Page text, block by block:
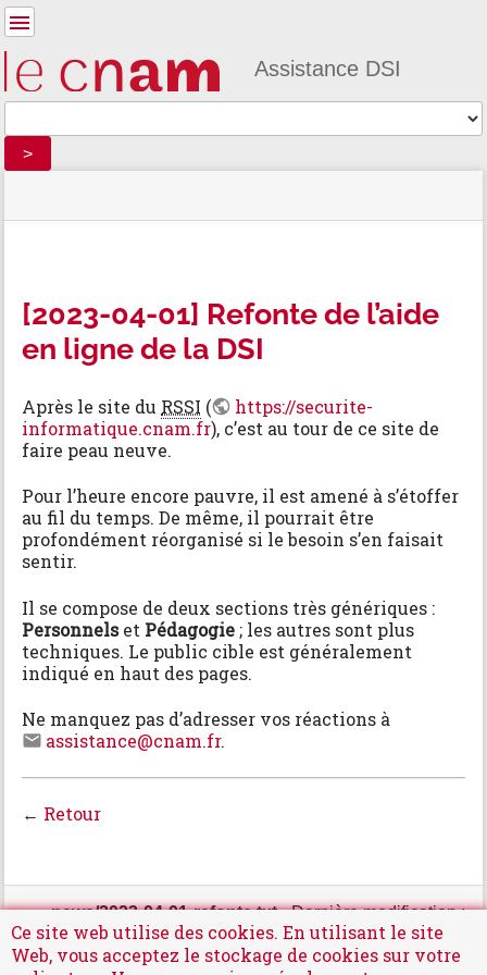
Assistance DSI
>
du
d'emplacement
êtes
»
04-
01]
Refonte
en
ligne
de
DSI
Outils
e
t
a
d
n
n
é
s
p
o
u
r
e
t
t
e
a
g
[2023-04-01] Refonte de l’aide
en ligne de la DSI
Après le site du RSSI (
https://securite-
informatique.cnam.fr), c’est au tour de ce site de
faire peau neuve.
Pour l’heure encore pauvre, il est amené à s’étoffer
au fil du temps. De même, il pourrait être
profondément réorganisé si le besoin s’en faisait
sentir.
Il se compose de deux sections très génériques :
Personnelset Pédagogie ; les autres sont plus
techniques. Le public cible est généralement
indiqué en haut des pages.
Ne manquez pas d’adresser vos réactions à
assistance@cnam.fr.
← Retour
Ce site web utilise des cookies. En utilisant le site
Web, vous acceptez le stockage de cookies sur votre
news/2023-04-01-refonte.txt· Dernière modification :
2023/04/01 10:00 (modification externe)